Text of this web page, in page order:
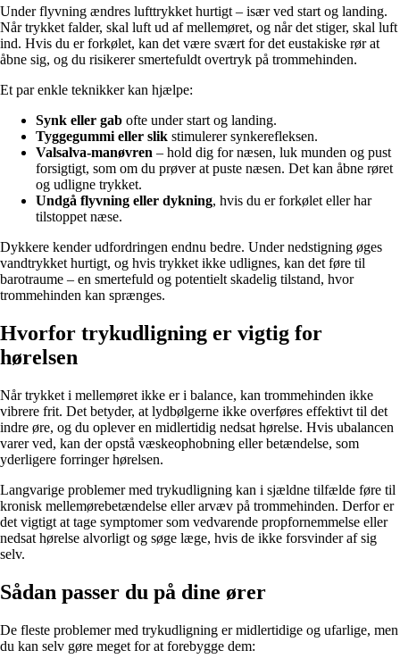
Under flyvning ændres lufttrykket hurtigt – især ved start og landing.
Når trykket falder, skal luft ud af mellemøret, og når det stiger, skal luft
ind. Hvis du er forkølet, kan det være svært for det eustakiske rør at
åbne sig, og du risikerer smertefuldt overtryk på trommehinden.
Et par enkle teknikker kan hjælpe:
Synk eller gab ofte under start og landing.
Tyggegummi eller slik stimulerer synkerefleksen.
Valsalva-manøvren – hold dig for næsen, luk munden og pust
forsigtigt, som om du prøver at puste næsen. Det kan åbne røret
og udligne trykket.
Undgå flyvning eller dykning, hvis du er forkølet eller har
tilstoppet næse.
Dykkere kender udfordringen endnu bedre. Under nedstigning øges
vandtrykket hurtigt, og hvis trykket ikke udlignes, kan det føre til
barotraume – en smertefuld og potentielt skadelig tilstand, hvor
trommehinden kan sprænges.
Hvorfor trykudligning er vigtig for
hørelsen
Når trykket i mellemøret ikke er i balance, kan trommehinden ikke
vibrere frit. Det betyder, at lydbølgerne ikke overføres effektivt til det
indre øre, og du oplever en midlertidig nedsat hørelse. Hvis ubalancen
varer ved, kan der opstå væskeophobning eller betændelse, som
yderligere forringer hørelsen.
Langvarige problemer med trykudligning kan i sjældne tilfælde føre til
kronisk mellemørebetændelse eller arvæv på trommehinden. Derfor er
det vigtigt at tage symptomer som vedvarende propfornemmelse eller
nedsat hørelse alvorligt og søge læge, hvis de ikke forsvinder af sig
selv.
Sådan passer du på dine ører
De fleste problemer med trykudligning er midlertidige og ufarlige, men
du kan selv gøre meget for at forebygge dem: